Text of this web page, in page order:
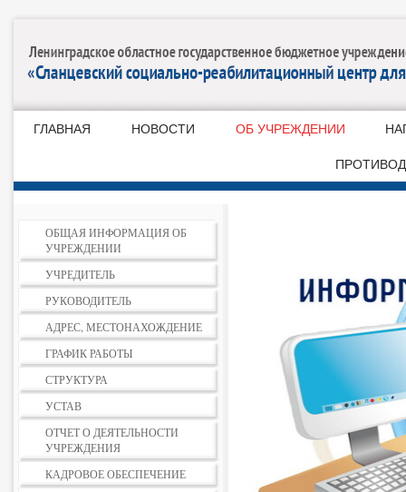
ГЛАВНАЯ НОВОСТИ ОБ УЧРЕЖДЕНИИ
ОБЩАЯ ИНФОРМАЦИЯ ОБ
УЧРЕЖДЕНИИ
УЧРЕДИТЕЛЬ
РУКОВОДИТЕЛЬ
АДРЕС, МЕСТОНАХОЖДЕНИЕ
ГРАФИК РАБОТЫ
СТРУКТУРА
УСТАВ
ОТЧЕТ О ДЕЯТЕЛЬНОСТИ
УЧРЕЖДЕНИЯ
КАДРОВОЕ ОБЕСПЕЧЕНИЕ